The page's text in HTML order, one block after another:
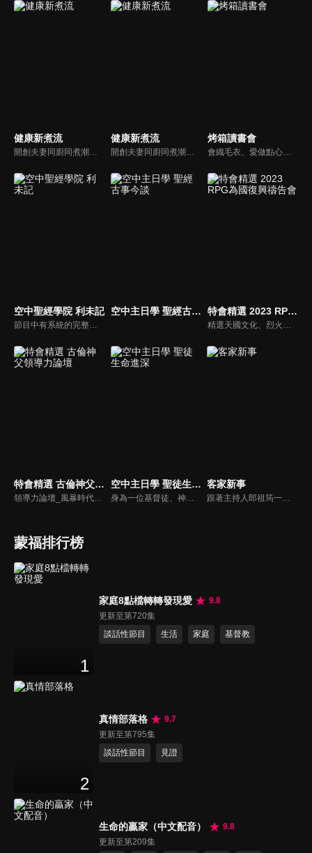
健康新煮流
開創夫妻同廚同煮潮流的KC夫婦，繼《健康醫食代》後，走出攝影棚，帶大家全台走透透，發掘上帝賞賜的美味食材，內容融合新加坡南洋風和客家純樸味，加上台灣獨特的閩南風情，互相激盪交織出的火花，打造出獨一無二的美食節目。
健康新煮流
開創夫妻同廚同煮潮流的KC夫婦，繼《健康醫食代》後，走出攝影棚，帶大家全台走透透，發掘上帝賞賜的美味食材，內容融合新加坡南洋風和客家純樸味，加上台灣獨特的閩南風情，互相激盪交織出的火花，打造出獨一無二的美食節目。
烤箱讀書會
會織毛衣、愛做點心的說書人劉清彥，與歌聲甜美的星光歌手李宣榕共同主持，首創了將圖畫書和點心食譜結合在一起的《烤箱讀書會》，趁著點心在烤箱裡烘培的時間，帶領讀書會成員一起讀圖畫書。榮獲第48屆電視金鐘獎「兒童少年節目主持人獎」
空中聖經學院 利未記
節目中有系統的完整講解聖經真理，邀請受過解經講道訓練的老師，按著正意分解真理的道，帶領弟兄姊妹更深的了解聖經的浩瀚與偉大
空中主日學 聖經古事今談 特會精選 2023 RPG為國復興禱告會
精選天國文化、烈火特會、超自然大能與使徒性教會等特會，幫助我們更加明白神的心意，好讓我們的生命能走在神的道路上進入命定。
特會精選 古倫神父領導力論壇
領導力論壇_風暴時代的領導與工作，由天主教Anselm Grun古倫神父主講，會中提到領導力的原則：首在勿評斷自己，先接納自我，先處理負面情緒，在工作上落實祈禱，在態度上能充分信任下屬，亦在改善個人性工作耗竭的四個面向上得以精進： 一、從負面得到的力量 二、處在別人期待中 三、維持表面功夫 四、忽略身心疲憊 五、外在的期望 在做好領導工作前要先認識自己，好的領導者會先接納自己，察覺內在的情緒，透過察覺內在轉化為正面力量。
空中主日學 聖徒生命進深
身為一位基督徒、神的兒女，不能只是在知識上認識這位父神，我們應該要全面認識祂，當我們越多認識祂的屬性，並且經歷祂的恩典，我們就對祂的信心就越加增，以至於在每天的生活中都能享受祂奇妙、豐盛的一切！
客家新事
跟著主持人郎祖筠一起關心客家事，體驗客家文化之美，透過見證分享一同經歷上帝的恩典。
蒙福排行榜
1
家庭8點檔轉轉發現愛
9.8
更新至第720集
談話性節目
生活 家庭 基督教
2
真情部落格
9.7
更新至第795集
談話性節目
見證
生命的贏家（中文配音）
9.8
更新至第209集